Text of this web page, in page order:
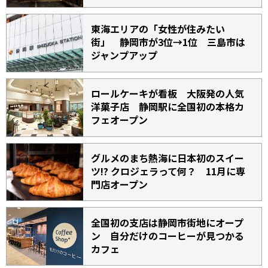
東海エリアの「女性が住みたい
街」 静岡市が3位→1位 三島市は
ジャンプアップ
ロールケーキが看板 大阪発の人気
洋菓子店 静岡駅に全国初の本格カ
フェオープン
グルメのまち熱海に日本初のスイー
ツ!? クロジェラって何？ 11月に専
門店オープン
全国初の支店は静岡市街地にオープ
ン 自分だけのコーヒーが見つかる
カフェ